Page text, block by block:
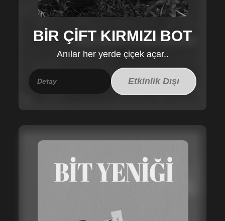
BİR ÇİFT KIRMIZI BOT
Anılar her yerde çiçek açar..
Detay Etkinlik Dışı